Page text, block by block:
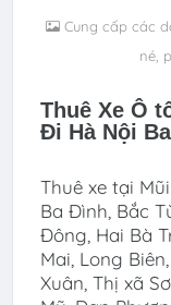
Cung cấp các
né,
Thuê Xe Ô
Đi Hà Nội
Thuê xe tại
Ba Đình, Bắc
Đông, Hai Bà
Mai, Long
Xuân, Thị xã